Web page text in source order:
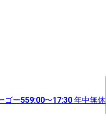
ゴー559:00〜17:30 年中無休